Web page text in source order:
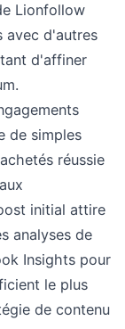
Lionfollow
avec d'autres
d'affiner
de simples
réussie
initial attire
analyses de
Insights pour
le plus
de contenu